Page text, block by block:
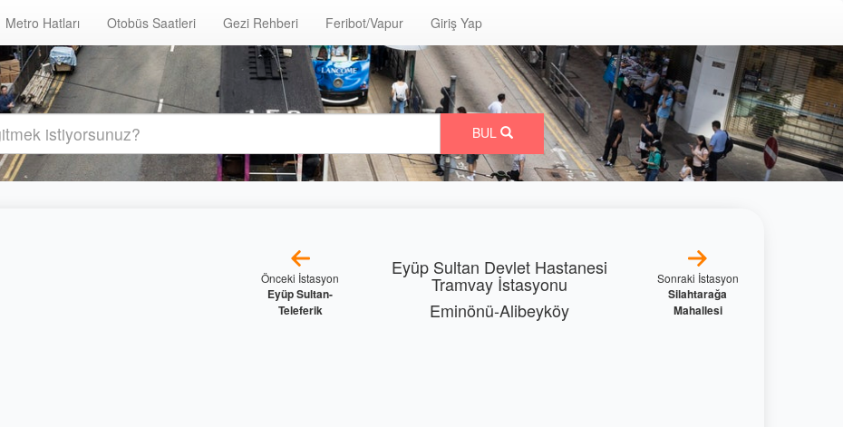
Metro Hatları Otobüs Saatleri Gezi Rehberi Feribot/Vapur Giriş Yap
BUL
Önceki İstasyon
Eyüp Sultan-
Teleferik
Eyüp Sultan Devlet Hastanesi
Tramvay İstasyonu
Eminönü-Alibeyköy
Sonraki İstasyon
Silahtarağa
Mahallesi